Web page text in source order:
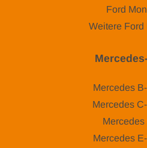
Ford
Weitere Ford
Mercedes
Mercedes
Mercedes
Mercedes